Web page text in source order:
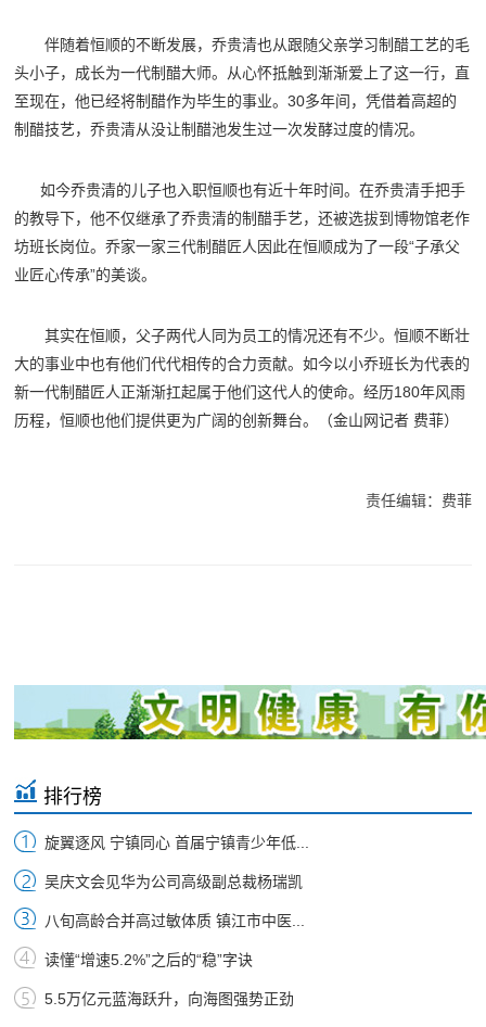
伴随着恒顺的不断发展，乔贵清也从跟随父亲学习制醋工艺的毛
头小子，成长为一代制醋大师。从心怀抵触到渐渐爱上了这一行，直
至现在，他已经将制醋作为毕生的事业。30多年间，凭借着高超的
制醋技艺，乔贵清从没让制醋池发生过一次发酵过度的情况。
如今乔贵清的儿子也入职恒顺也有近十年时间。在乔贵清手把手
的教导下，他不仅继承了乔贵清的制醋手艺，还被选拔到博物馆老作
坊班长岗位。乔家一家三代制醋匠人因此在恒顺成为了一段“子承父
业匠心传承”的美谈。
其实在恒顺，父子两代人同为员工的情况还有不少。恒顺不断壮
大的事业中也有他们代代相传的合力贡献。如今以小乔班长为代表的
新一代制醋匠人正渐渐扛起属于他们这代人的使命。经历180年风雨
历程，恒顺也他们提供更为广阔的创新舞台。
（金山网记者 费菲）
责任编辑：费菲
排行榜
旋翼逐风 宁镇同心 首届宁镇青少年低...
吴庆文会见华为公司高级副总裁杨瑞凯
八旬高龄合并高过敏体质 镇江市中医...
读懂“增速5.2%”之后的“稳”字诀
5.5万亿元蓝海跃升，向海图强势正劲